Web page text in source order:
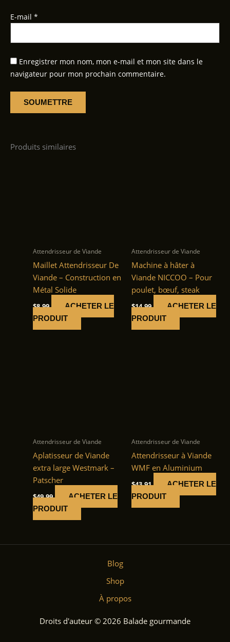
E-mail *
Enregistrer mon nom, mon e-mail et mon site dans le
navigateur pour mon prochain commentaire.
Produits similaires
Attendrisseur de Viande
Maillet Attendrisseur De
Viande – Construction en
Métal Solide
$8.99
ACHETER LE
PRODUIT
Attendrisseur de Viande
Machine à hâter à
Viande NICCOO – Pour
poulet, bœuf, steak
$14.99
ACHETER LE
PRODUIT
Attendrisseur de Viande
Aplatisseur de Viande
extra large Westmark –
Patscher
$49.99
ACHETER LE
PRODUIT
Attendrisseur de Viande
Attendrisseur à Viande
WMF en Aluminium
$43.91
ACHETER LE
PRODUIT
Blog
Shop
À propos
Droits d'auteur © 2026 Balade gourmande